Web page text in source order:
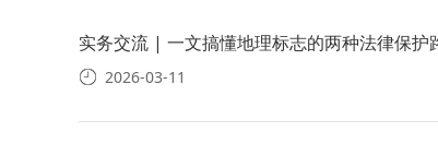
实务交流 | 一文搞懂地理标志的两种法律保护
2026-03-11